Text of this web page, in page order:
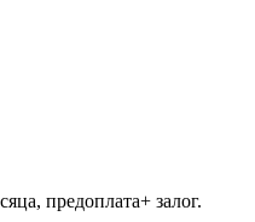
предоплата+ залог.